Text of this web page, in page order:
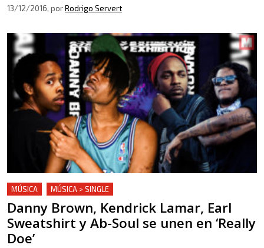
13/12/2016, porRodrigo Servert
MÚSICA MÚSICA > SINGLE
Danny Brown, Kendrick Lamar, Earl
Sweatshirt y Ab-Soul se unen en ‘Really
Doe’